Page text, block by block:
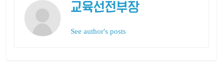
교육선전부장
See author's posts